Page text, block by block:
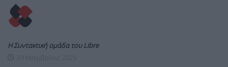
Η Συντακτική ομάδα του Libre